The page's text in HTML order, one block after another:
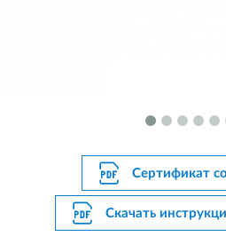
Сертификат
Скачать